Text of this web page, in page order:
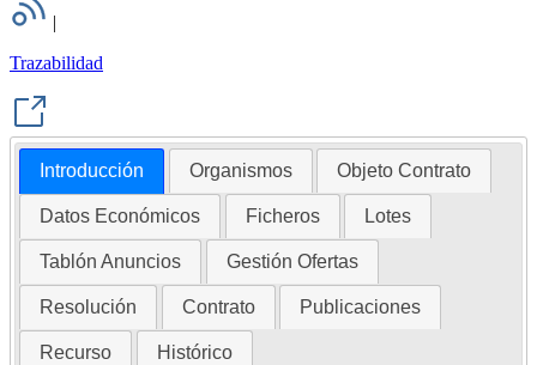
|
Trazabilidad
Introducción Organismos Objeto Contrato
Datos Económicos Ficheros Lotes
Tablón Anuncios Gestión Ofertas
Resolución Contrato Publicaciones
Recurso Histórico